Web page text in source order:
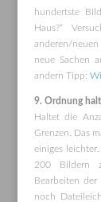
hundertste
Haus?“
anderen/
neue Sachen
andern Tipp:
9. Ordnung
Haltet die
Grenzen. Das
einiges
200 Bildern
Bearbeiten
noch